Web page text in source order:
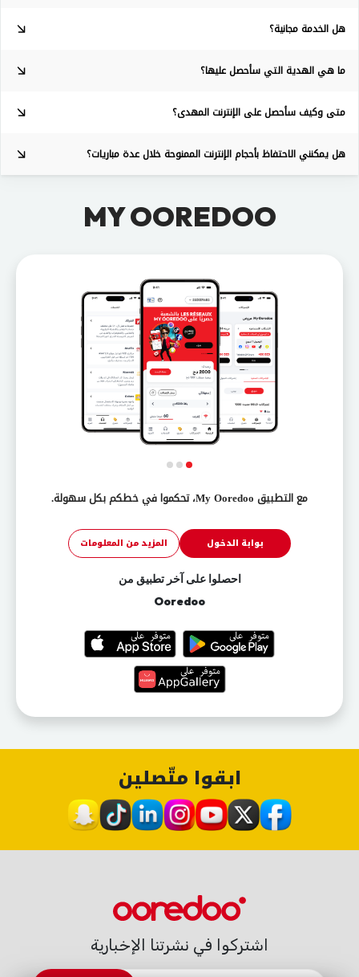
هل الخدمة مجانية؟
ما هي الهدية التي سأحصل عليها؟
متى وكيف سأحصل على الإنترنت المهدى؟
هل يمكنني الاحتفاظ بأحجام الإنترنت الممنوحة خلال عدة مباريات؟
MY OOREDOO
مع التطبيق My Ooredoo، تحكموا في خطكم بكل سهولة.
بوابة الدخول المزيد من المعلومات
احصلوا على آخر تطبيق من
Ooredoo
ابقوا متّصلين
اشتركوا في نشرتنا الإخبارية